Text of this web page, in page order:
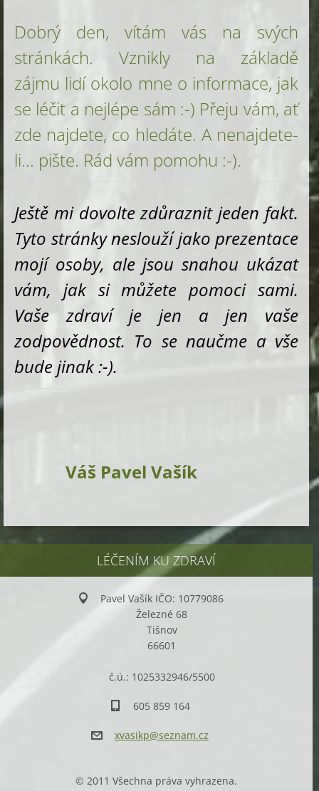
Dobrý den, vítám vás na svých
stránkách. Vznikly na základě
zájmu lidí okolo mne o informace, jak
se léčit a nejlépe sám :-) Přeju vám, ať
zde najdete, co hledáte. A nenajdete-
li... pište. Rád vám pomohu :-).
Ještě mi dovolte zdůraznit jeden fakt.
Tyto stránky neslouží jako prezentace
mojí osoby, ale jsou snahou ukázat
vám, jak si můžete pomoci sami.
Vaše zdraví je jen a jen vaše
zodpovědnost. To se naučme a vše
bude jinak :-).
Váš Pavel Vašík
LÉČENÍM KU ZDRAVÍ
Pavel Vašík IČO: 10779086
Železné 68
Tišnov
66601
č.ú.: 1025332946/5500
605 859 164
xvasikp@seznam.cz
© 2011 Všechna práva vyhrazena.